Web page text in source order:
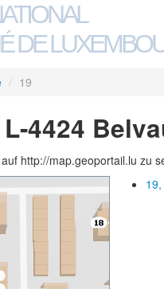
DE
/ 19
4424
http://map.geoportail.lu zu